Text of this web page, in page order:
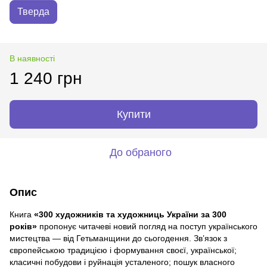
Тверда
В наявності
1 240 грн
Купити
До обраного
Опис
Книга «300 художників та художниць України за 300
років» пропонує читачеві новий погляд на поступ українського
мистецтва — від Гетьманщини до сьогодення. Зв’язок з
європейською традицією і формування своєї, української;
класичні побудови і руйнація усталеного; пошук власного